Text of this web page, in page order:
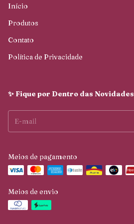
Início
Produtos
Contato
Política de Privacidade
✨ Fique por Dentro das Novidades
Meios de pagamento
Meios de envio